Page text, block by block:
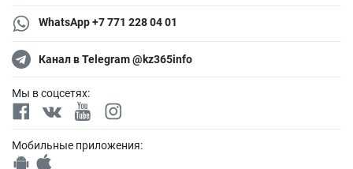
WhatsApp +7 771 228 04 01
Канал в Telegram @kz365info
Мы в соцсетях:
Мобильные приложения: